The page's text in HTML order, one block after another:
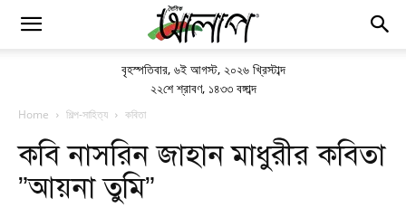
বৃহস্পতিবার, ৬ই আগস্ট, ২০২৬ খ্রিস্টাব্দ
২২শে শ্রাবণ, ১৪৩৩ বঙ্গাব্দ
Home শিল্প-সাহিত্য কবিতা
কবি নাসরিন জাহান মাধুরীর কবিতা
”আয়না তুমি”